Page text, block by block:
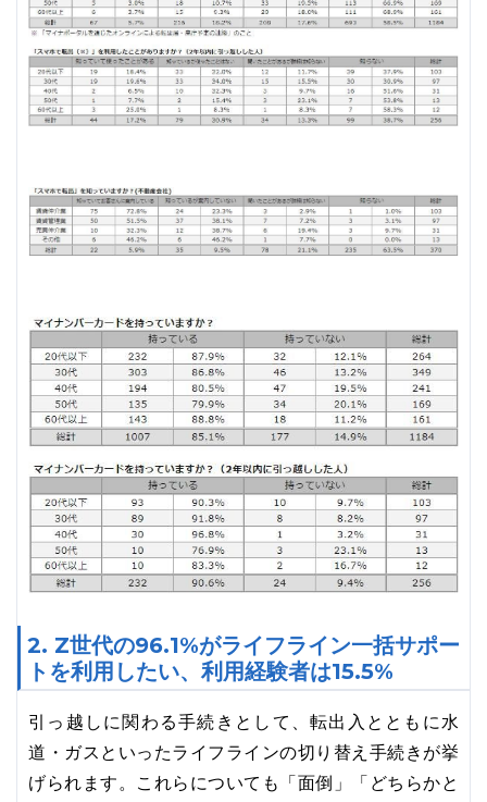
2. Z世代の96.1%がライフライン一括サポー
トを利用したい、利用経験者は15.5%
引っ越しに関わる手続きとして、転出入とともに水
道・ガスといったライフラインの切り替え手続きが挙
げられます。これらについても「面倒」「どちらかと